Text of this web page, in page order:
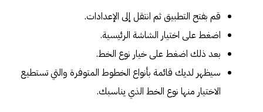
قم بفتح التطبيق ثم انتقل إلى الإعدادات.
اضغط على اختيار الشاشة الرئيسية.
بعد ذلك اضغط على خيار نوع الخط.
سيظهر لديك قائمة بأنواع الخطوط المتوفرة والتي تستطيع
الاختيار منها نوع الخط الذي يناسبك.